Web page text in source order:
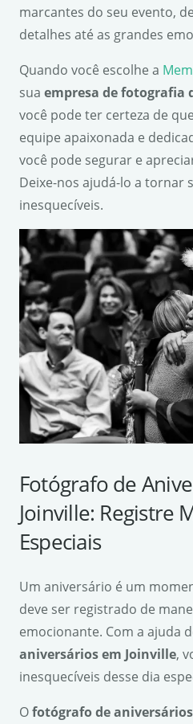
marcantes do seu evento,
detalhes até as grandes
Quando você escolhe a
sua empresa de fotografia
você pode ter certeza de
equipe apaixonada e
você pode segurar e
Deixe-nos ajudá-lo a tornar
inesquecíveis.
Fotógrafo de
Joinville: Registre
Especiais
Um aniversário é um
deve ser registrado de
emocionante. Com a ajuda
aniversários em Joinville,
inesquecíveis desse dia
Ofotógrafo de